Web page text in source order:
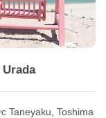
Taneyaku, Toshima